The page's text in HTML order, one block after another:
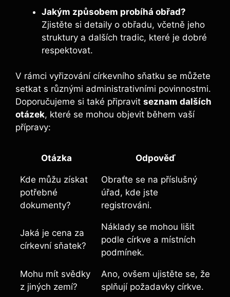
Jakým způsobem probíhá obřad?
Zjistěte si detaily o obřadu, včetně jeho
struktury a dalších tradic, které je dobré
respektovat.
V rámci vyřizování církevního sňatku se můžete
setkat s různými administrativními povinnostmi.
Doporučujeme si také připravit seznam dalších
otázek, které se mohou objevit během vaší
přípravy:
Otázka Odpověď
Kde můžu získat
potřebné
dokumenty?
Obraťte se na příslušný
úřad, kde jste
registrováni.
Jaká je cena za
církevní sňatek?
Náklady se mohou lišit
podle církve a místních
podmínek.
Mohu mít svědky
z jiných zemí?
Ano, ovšem ujistěte se, že
splňují požadavky církve.